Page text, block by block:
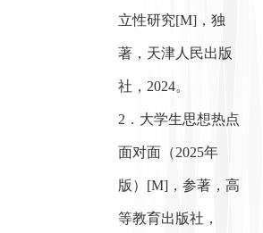
立性研究[M]，独
著，天津人民出版
社，2024。
2．大学生思想热点
面对面（2025年
版）[M]，参著，高
等教育出版社，